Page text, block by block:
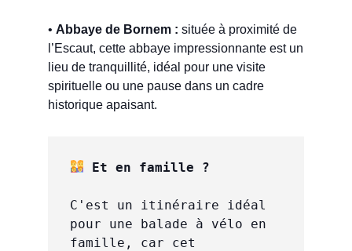
•Abbaye de Bornem : située à proximité de
l’Escaut, cette abbaye impressionnante est un
lieu de tranquillité, idéal pour une visite
spirituelle ou une pause dans un cadre
historique apaisant.
Et en famille ?
C'est un itinéraire idéal
pour une balade à vélo en
famille, car cet